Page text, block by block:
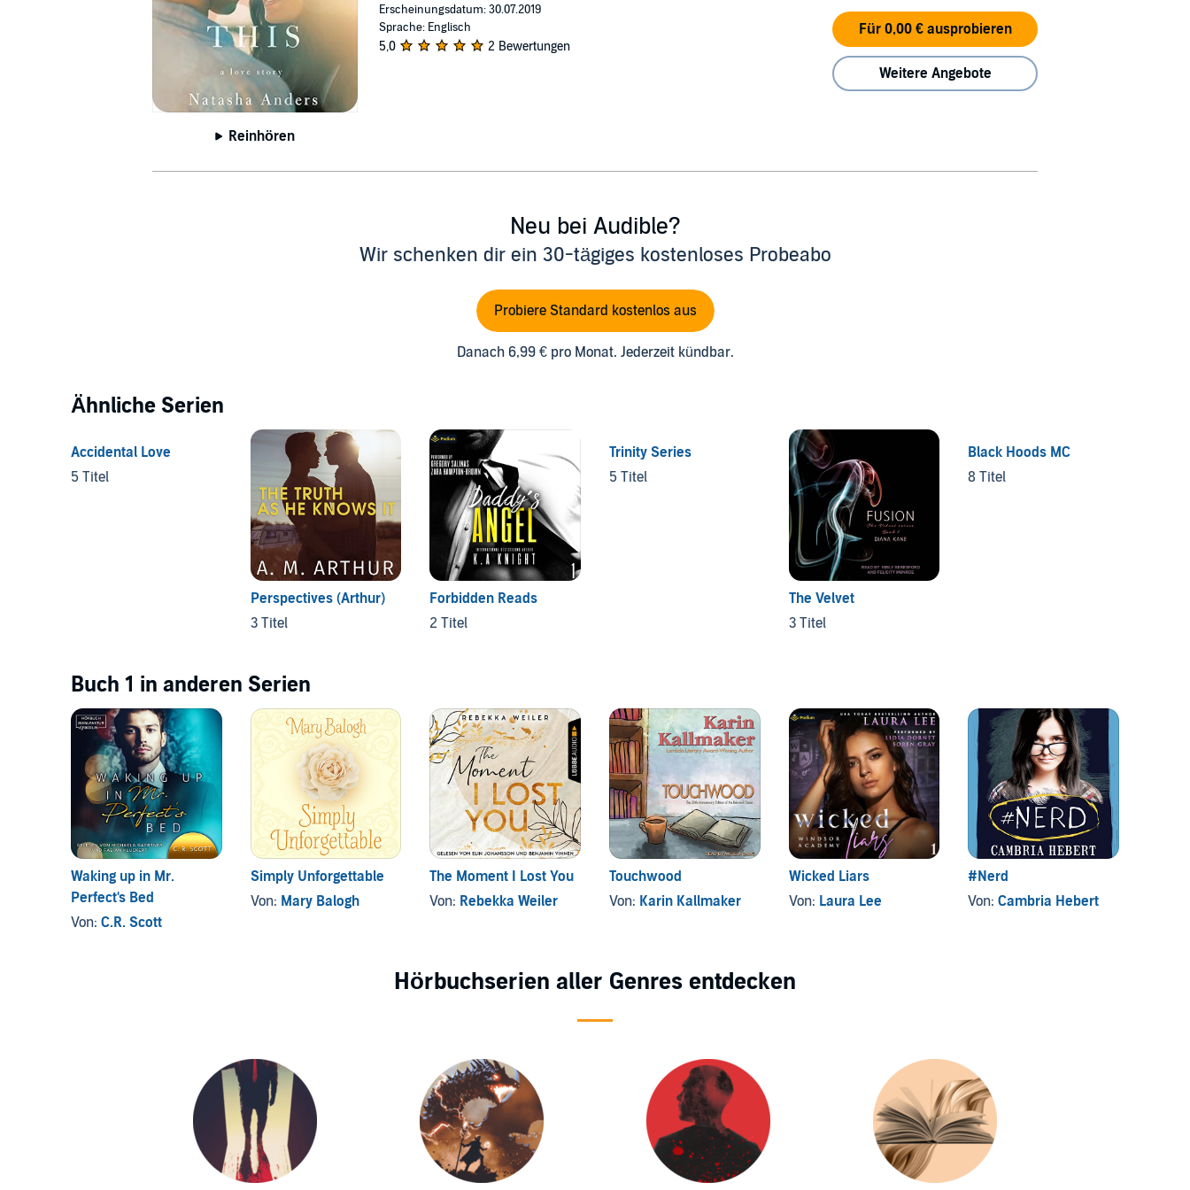
Reinhören
Erscheinungsdatum: 30.07.2019
Sprache: Englisch
5,0 2 Bewertungen
Für 0,00 € ausprobieren
Weitere Angebote
Neu bei Audible?
Wir schenken dir ein 30-tägiges kostenloses Probeabo
Probiere Standard kostenlos aus
Danach 6,99 € pro Monat. Jederzeit kündbar.
Ähnliche Serien
Accidental Love
5 Titel
Perspectives (Arthur)
3 Titel
Forbidden Reads
2 Titel
Trinity Series
5 Titel
The Velvet
3 Titel
Black Hoods MC
8 Titel
Buch 1 in anderen Serien
Waking up in Mr.
Perfect's Bed
Von: C.R. Scott
Simply Unforgettable
Von: Mary Balogh
The Moment I Lost You
Von: Rebekka Weiler
Touchwood
Von: Karin Kallmaker
Wicked Liars
Von: Laura Lee
#Nerd
Von:Cambria Hebert
Hörbuchserien aller Genres entdecken